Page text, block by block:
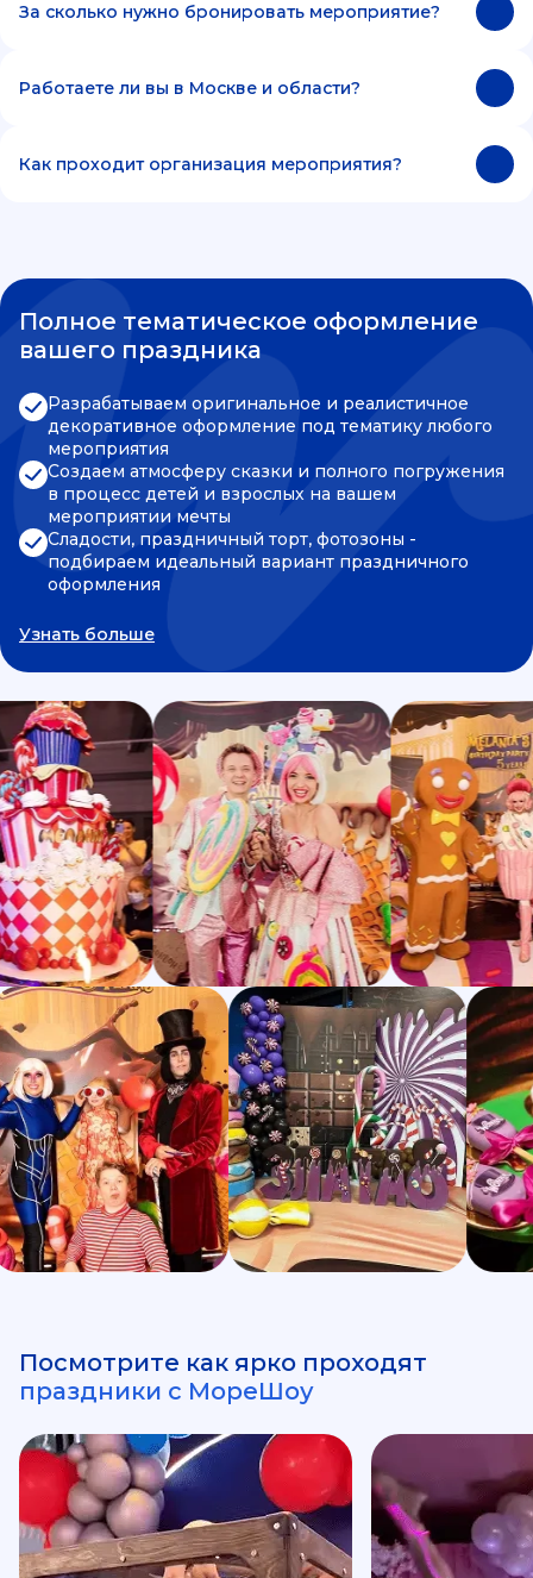
За сколько нужно бронировать мероприятие?
Работаете ли вы в Москве и области?
Как проходит организация мероприятия?
Полное тематическое оформление
вашего праздника
Разрабатываем оригинальное и реалистичное
декоративное оформление под тематику любого
мероприятия
Создаем атмосферу сказки и полного погружения
в процесс детей и взрослых на вашем
мероприятии мечты
Сладости, праздничный торт, фотозоны -
подбираем идеальный вариант праздничного
оформления
Узнать больше
Посмотрите как ярко проходят
праздники с МореШоу